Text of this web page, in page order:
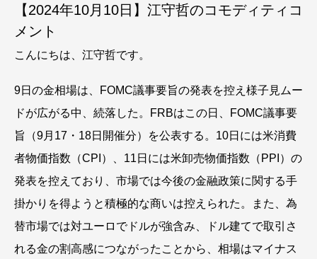
【2024年10月10日】江守哲のコモディティコ
メント
こんにちは、江守哲です。
9日の金相場は、FOMC議事要旨の発表を控え様子見ムー
ドが広がる中、続落した。FRBはこの日、FOMC議事要
旨（9月17・18日開催分）を公表する。10日には米消費
者物価指数（CPI）、11日には米卸売物価指数（PPI）の
発表を控えており、市場では今後の金融政策に関する手
掛かりを得ようと積極的な商いは控えられた。また、為
替市場では対ユーロでドルが強含み、ドル建てで取引さ
れる金の割高感につながったことから、相場はマイナス